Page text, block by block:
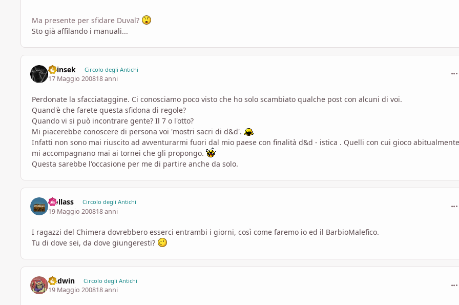
Ma presente per sfidare Duval?
Sto già affilando i manuali...
Shinsek Circolo degli Antichi
17 Maggio 200818 anni
Perdonate la sfacciataggine. Ci conosciamo poco visto che ho solo scambiato qualche post con alcuni di voi.
Quand'è che farete questa sfidona di regole?
Quando vi si può incontrare gente? Il 7 o l'otto?
Mi piacerebbe conoscere di persona voi 'mostri sacri di d&d'.
Infatti non sono mai riuscito ad avventurarmi fuori dal mio paese con finalità d&d - istica . Quelli con cui gioco
mi accompagnano mai ai tornei che gli propongo.
Questa sarebbe l'occasione per me di partire anche da solo.
Uollass Circolo degli Antichi
19 Maggio 200818 anni
I ragazzi del Chimera dovrebbero esserci entrambi i giorni, così come faremo io ed il BarbioMalefico.
Tu di dove sei, da dove giungeresti?
Gadwin Circolo degli Antichi
19 Maggio 200818 anni